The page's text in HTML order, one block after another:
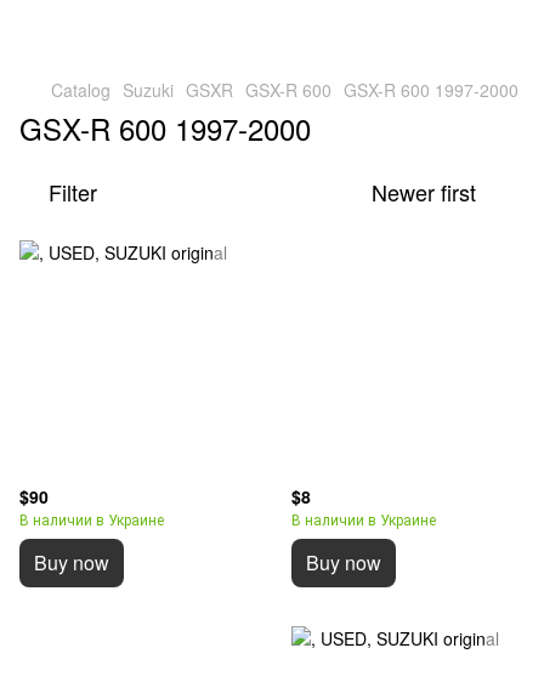
Catalog Suzuki GSXR GSX-R 600 GSX-R 600 1997-2000
GSX-R 600 1997-2000
Filter Newer first
$90
В наличии в Украине
Buy now
$8
В наличии в Украине
Buy now